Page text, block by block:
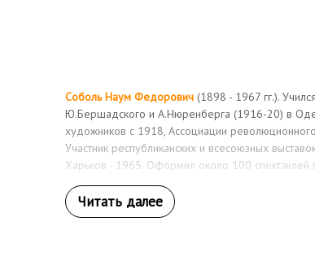
Соболь Наум Федорович (1898 - 1967 гг.).
Ю.Бершадского и А.Нюренберга (1916-20) в
художников с 1918, Ассоциации
Участник республиканских и всесоюзных
Харьков - 1965. Оформил около 100 спектаклей